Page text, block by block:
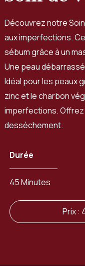
Découvrez notre
aux imperfections.
sébum grâce à un
Une peau
Idéal pour les peaux
zinc et le charbon
imperfections.
dessèchement.
Durée
45 Minutes
Prix :